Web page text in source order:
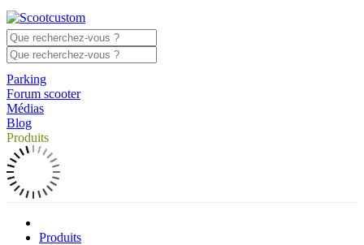
Parking
Forum scooter
Médias
Blog
Produits
Produits